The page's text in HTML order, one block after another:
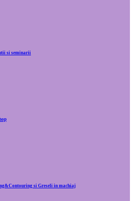
si seminarii
si Greseli in machiaj